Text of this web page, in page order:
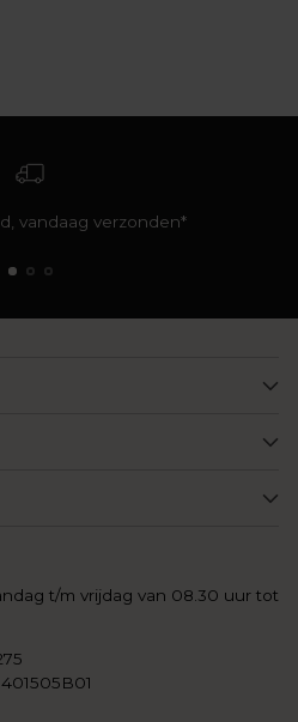
vandaag verzonden*
t/m vrijdag van 08.30 uur tot